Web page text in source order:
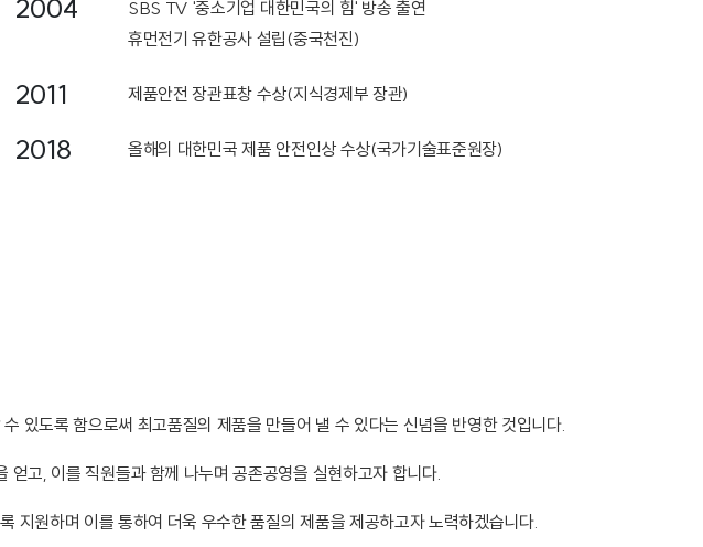
2004
SBS TV '중소기업 대한민국의 힘' 방송 출연
휴먼전기 유한공사 설립(중국천진)
2011 제품안전 장관표창 수상(지식경제부 장관)
2018 올해의 대한민국 제품 안전인상 수상(국가기술표준원장)
있도록 함으로써 최고품질의 제품을 만들어 낼 수 있다는 신념을 반영한 것입니다.
고, 이를 직원들과 함께 나누며 공존공영을 실현하고자 합니다.
지원하며 이를 통하여 더욱 우수한 품질의 제품을 제공하고자 노력하겠습니다.